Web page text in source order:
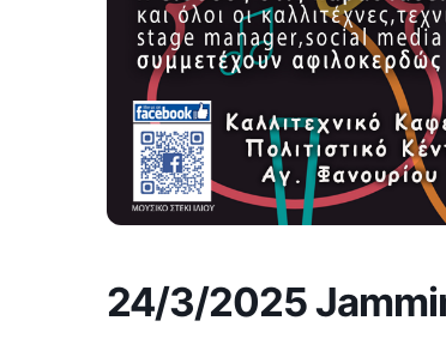
24/3/2025